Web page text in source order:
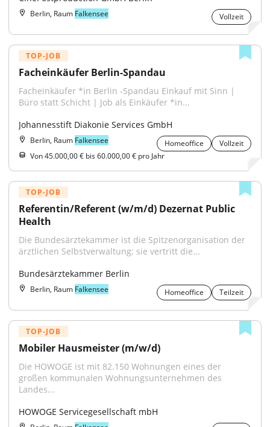
Berlin, Raum Falkensee Vollzeit
TOP-JOB
Facheinkäufer Berlin-Spandau
Facheinkäufer *in Berlin -Spandau Einkauf mit Sinn |
Büro statt Schicht | Job als Einkäufer *in...
Johannesstift Diakonie Services GmbH
Berlin, Raum Falkensee Homeoffice
Vollzeit
Von 45.000,00 € bis 60.000,00 € pro Jahr
TOP-JOB
Referentin/Referent (w/m/d) Dezernat Public
Health
Die Bundesärztekammer ist die Spitzenorganisation der
ärztlichen Selbstverwaltung; sie vertritt die...
Bundesärztekammer Berlin
Berlin, Raum Falkensee Homeoffice Teilzeit
TOP-JOB
Mobiler Hausmeister (m/w/d)
Die HOWOGE ist mit 82.150 Wohnungen eines der
großen kommunalen Wohnungsunternehmen des
Landes...
HOWOGE Servicegesellschaft mbH